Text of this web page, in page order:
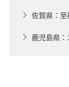
佐賀県：
鹿児島県